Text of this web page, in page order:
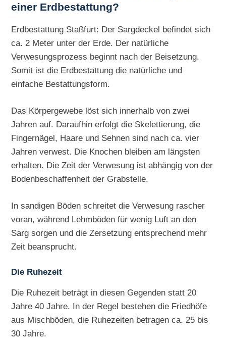
einer Erdbestattung?
Erdbestattung Staßfurt: Der Sargdeckel befindet sich
ca. 2 Meter unter der Erde. Der natürliche
Verwesungsprozess beginnt nach der Beisetzung.
Somit ist die Erdbestattung die natürliche und
einfache Bestattungsform.
Das Körpergewebe löst sich innerhalb von zwei
Jahren auf. Daraufhin erfolgt die Skelettierung, die
Fingernägel, Haare und Sehnen sind nach ca. vier
Jahren verwest. Die Knochen bleiben am längsten
erhalten. Die Zeit der Verwesung ist abhängig von der
Bodenbeschaffenheit der Grabstelle.
In sandigen Böden schreitet die Verwesung rascher
voran, während Lehmböden für wenig Luft an den
Sarg sorgen und die Zersetzung entsprechend mehr
Zeit beansprucht.
Die Ruhezeit
Die Ruhezeit beträgt in diesen Gegenden statt 20
Jahre 40 Jahre. In der Regel bestehen die Friedhöfe
aus Mischböden, die Ruhezeiten betragen ca. 25 bis
30 Jahre.